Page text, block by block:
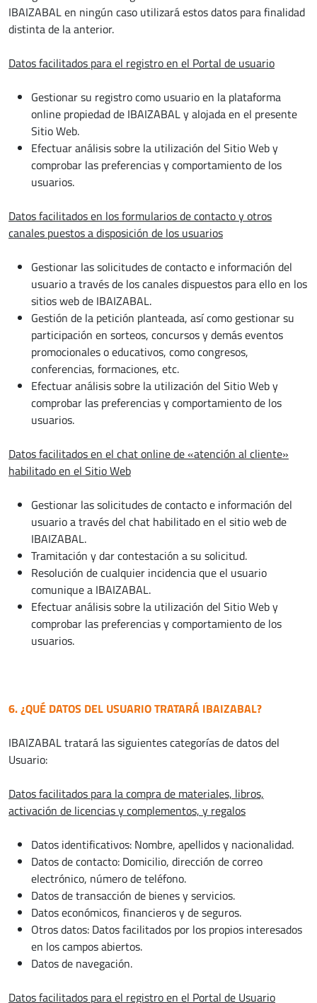
IBAIZABAL en ningún caso utilizará estos datos para finalidad
distinta de la anterior.
Datos facilitados para el registro en el Portal de usuario
Gestionar su registro como usuario en la plataforma
online propiedad de IBAIZABAL y alojada en el presente
Sitio Web.
Efectuar análisis sobre la utilización del Sitio Web y
comprobar las preferencias y comportamiento de los
usuarios.
Datos facilitados en los formularios de contacto y otros
canales puestos a disposición de los usuarios
Gestionar las solicitudes de contacto e información del
usuario a través de los canales dispuestos para ello en los
sitios web de IBAIZABAL.
Gestión de la petición planteada, así como gestionar su
participación en sorteos, concursos y demás eventos
promocionales o educativos, como congresos,
conferencias, formaciones, etc.
Efectuar análisis sobre la utilización del Sitio Web y
comprobar las preferencias y comportamiento de los
usuarios.
Datos facilitados en el chat online de «atención al cliente»
habilitado en el Sitio Web
Gestionar las solicitudes de contacto e información del
usuario a través del chat habilitado en el sitio web de
IBAIZABAL.
Tramitación y dar contestación a su solicitud.
Resolución de cualquier incidencia que el usuario
comunique a IBAIZABAL.
Efectuar análisis sobre la utilización del Sitio Web y
comprobar las preferencias y comportamiento de los
usuarios.
6. ¿QUÉ DATOS DEL USUARIO TRATARÁ IBAIZABAL?
IBAIZABAL tratará las siguientes categorías de datos del
Usuario:
Datos facilitados para la compra de materiales, libros,
activación de licencias y complementos, y regalos
Datos identificativos: Nombre, apellidos y nacionalidad.
Datos de contacto: Domicilio, dirección de correo
electrónico, número de teléfono.
Datos de transacción de bienes y servicios.
Datos económicos, financieros y de seguros.
Otros datos: Datos facilitados por los propios interesados
en los campos abiertos.
Datos de navegación.
Datos facilitados para el registro en el Portal de Usuario